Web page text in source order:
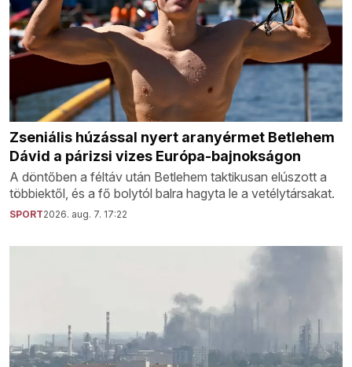
Zseniális húzással nyert aranyérmet Betlehem
Dávid a párizsi vizes Európa-bajnokságon
A döntőben a féltáv után Betlehem taktikusan elúszott a
többiektől, és a fő bolytól balra hagyta le a vetélytársakat.
SPORT2026. aug. 7. 17:22